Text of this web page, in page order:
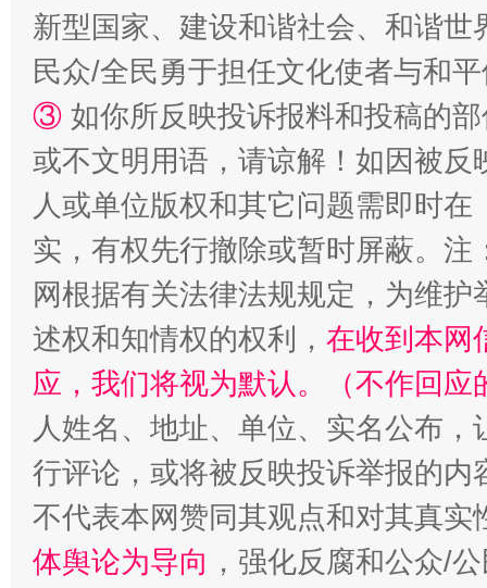
扯下公款旅游的“隐身衣” 如何以
“蜀中异人”王建安的艺术幻境
新型国家、建设和谐社会、和谐
民众/全民勇于担任文化使者与和
③ 如你所反映投诉报料和投稿的
或不文明用语，请谅解！如因被
人或单位版权和其它问题需即时在
实，有权先行撤除或暂时屏蔽。
网根据有关法律法规规定，为维
述权和知情权的权利， 在收到本网
应，我们将视为默认。（不作回应
人姓名、地址、单位、实名公布
行评论，或将被反映投诉举报的
不代表本网赞同其观点和对其真实
体舆论为导向 ，强化反腐和公众/